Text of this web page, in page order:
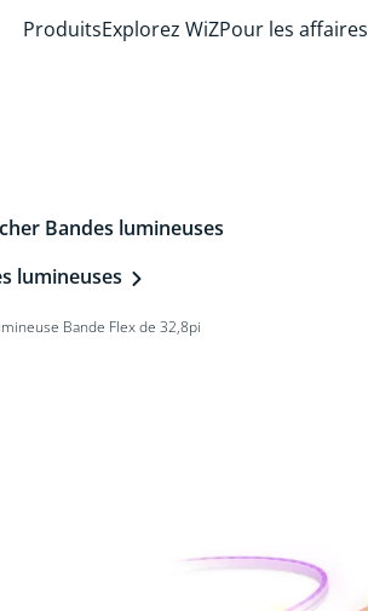
ProduitsExplorez WiZPour les affaires
Bandes lumineuses
lumineuses
Bande Flex de 32,8pi